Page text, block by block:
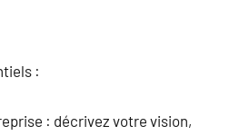
:
: décrivez votre vision,